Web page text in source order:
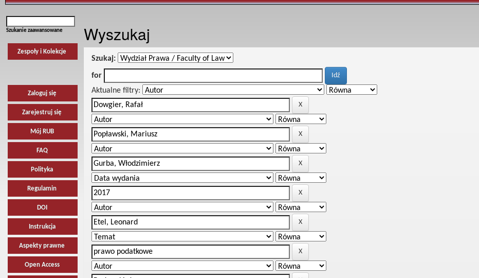
Szukanie zaawansowane
Zespoły i Kolekcje
Zaloguj się
Zarejestruj się
Mój RUB
FAQ
Polityka
Regulamin
DOI
Instrukcja
Aspekty prawne
Open Access
Wyszukaj
Szukaj:
for
Aktualne filtry: